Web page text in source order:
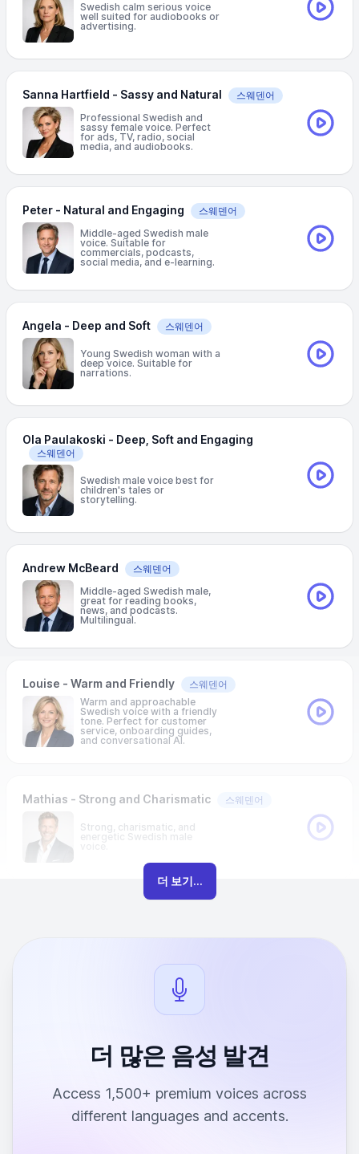
Swedish calm serious voice
well suited for audiobooks or
advertising.
Sanna Hartfield - Sassy and Natural
스웨덴어
Professional Swedish and
sassy female voice. Perfect
for ads, TV, radio, social
media, and audiobooks.
Peter - Natural and Engaging
스웨덴어
Middle-aged Swedish male
voice. Suitable for
commercials, podcasts,
social media, and e-learning.
Angela - Deep and Soft 스웨덴어
Young Swedish woman with a
deep voice. Suitable for
narrations.
Ola Paulakoski - Deep, Soft and Engaging
스웨덴어
Swedish male voice best for
children's tales or
storytelling.
Andrew McBeard
스웨덴어
Middle-aged Swedish male,
great for reading books,
news, and podcasts.
Multilingual.
Louise - Warm and Friendly
스웨덴어
Warm and approachable
Swedish voice with a friendly
tone. Perfect for customer
service, onboarding guides,
and conversational AI.
Mathias - Strong and Charismatic 스웨덴어
Strong, charismatic, and
energetic Swedish male
더 보기...
더 많은 음성 발견
Access 1,500+ premium voices across
different languages and accents.